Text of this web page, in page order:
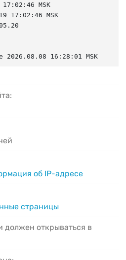
MSK
17:02:46 MSK
2026.08.08 16:28:01 MSK
об IP-адресе
страницы
должен открываться в